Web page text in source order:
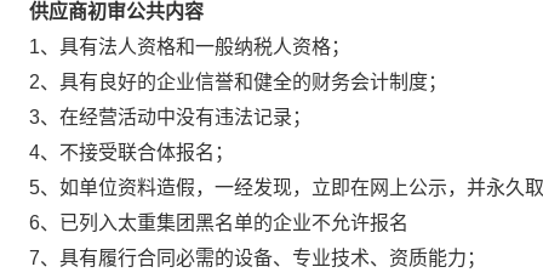
供应商初审公共内容
1、具有法人资格和一般纳税人资格；
2、具有良好的企业信誉和健全的财务会计制度；
3、在经营活动中没有违法记录；
4、不接受联合体报名；
5、如单位资料造假，一经发现，立即在网上公示，并永久
6、已列入太重集团黑名单的企业不允许报名
7、具有履行合同必需的设备、专业技术、资质能力；